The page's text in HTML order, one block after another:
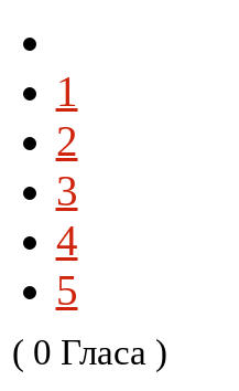
1
2
3
4
5
( 0 Гласа )